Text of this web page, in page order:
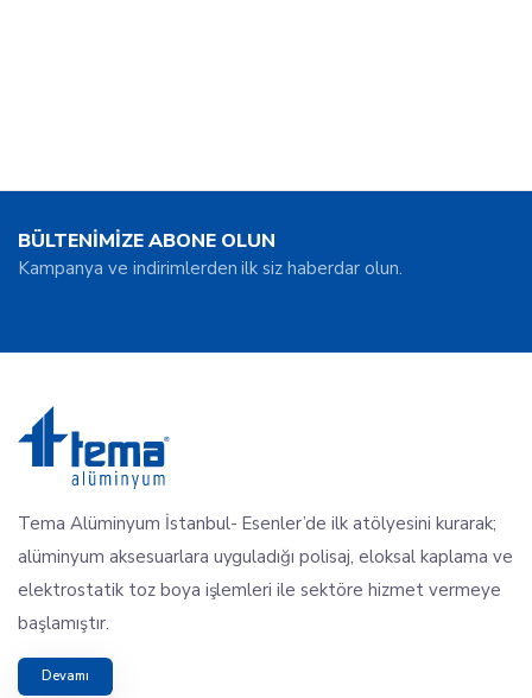
BÜLTENİMİZE ABONE OLUN
Kampanya ve indirimlerden ilk siz haberdar olun.
Tema Alüminyum İstanbul- Esenler’de ilk atölyesini kurarak;
alüminyum aksesuarlara uyguladığı polisaj, eloksal kaplama ve
elektrostatik toz boya işlemleri ile sektöre hizmet vermeye
başlamıştır.
Devamı